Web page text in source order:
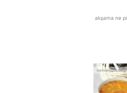
akşama ne